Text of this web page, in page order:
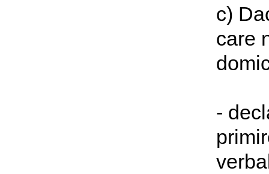
c)
care
-